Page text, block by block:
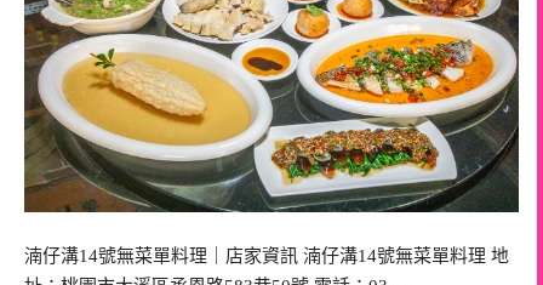
湳仔溝14號無菜單料理｜店家資訊 湳仔溝14號無菜單料理 地